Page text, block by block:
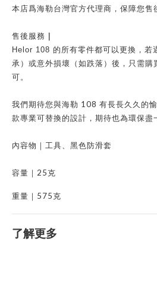
本店爲海勒台灣官方代理商，保障您售
售後服務 ｜
Helor 108 的所有零件都可以更換，若
承）或意外損壞（如跌落）後，只需購
可。
我們期待您與海勒 108 有長長久久的
款專業可替換的設計，期待也為環保盡
內容物｜工具、黑色防滑套
容量｜ 25克
重量｜ 575克
了解更多